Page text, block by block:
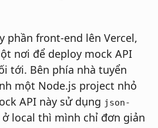
phần front-end lên Vercel,
nơi để deploy mock API
tới. Bên phía nhà tuyển
một Node.js project nhỏ
API này sử dụng json-
ở local thì mình chỉ đơn giản